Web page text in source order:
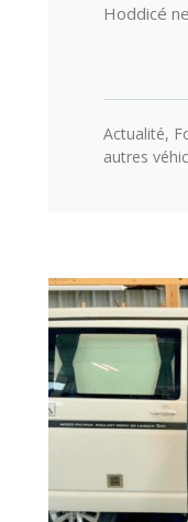
Hoddicé
Actualité,
autres